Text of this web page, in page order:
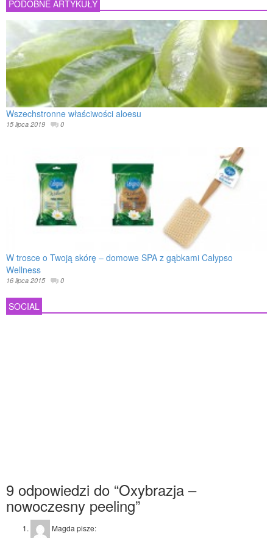
PODOBNE ARTYKUŁY
Wszechstronne właściwości aloesu
15 lipca 2019 0
W trosce o Twoją skórę – domowe SPA z gąbkami Calypso
Wellness
16 lipca 2015 0
SOCIAL
9 odpowiedzi do “Oxybrazja –
nowoczesny peeling”
Magda pisze: